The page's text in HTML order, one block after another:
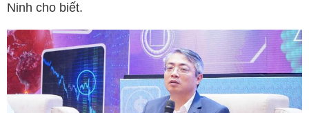
Ninh cho biết.